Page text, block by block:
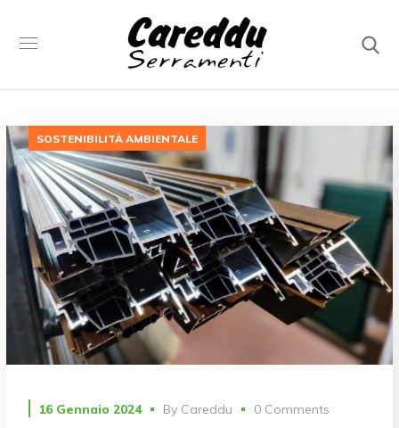
SOSTENIBILITÀ AMBIENTALE
16 Gennaio 2024 By Careddu 0 Comments